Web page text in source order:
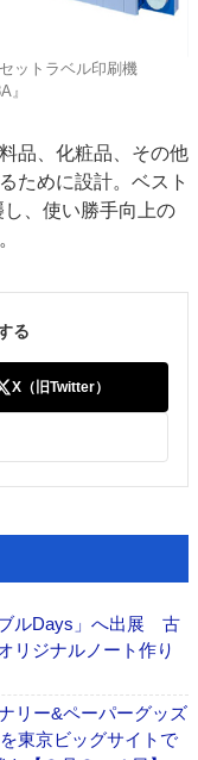
ネス・多彩な商材～
年鑑
ットラベル印刷機
』
品、化粧品、その他
ために設計。ベスト
、使い勝手向上の
る
X（旧Twitter）
ルDays」へ出展 古
リジナルノート作り
リー&ペーパーグッズ
東京ビッグサイトで